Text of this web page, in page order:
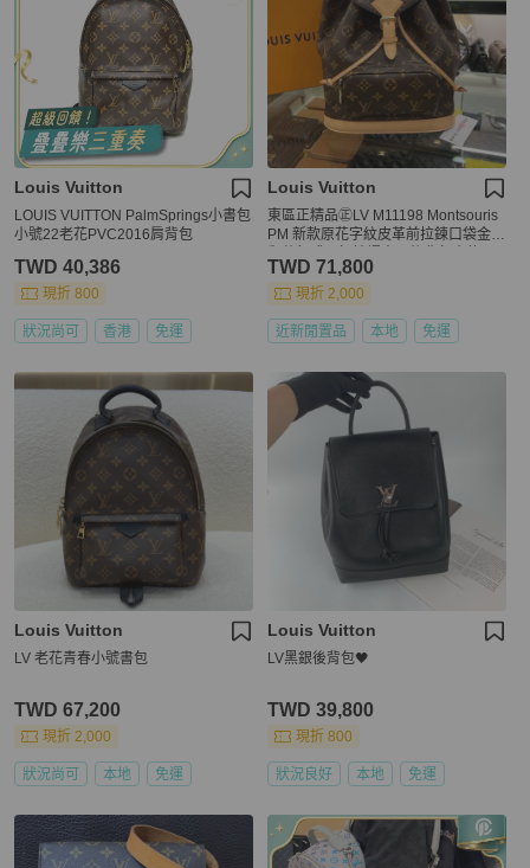
Louis Vuitton
LOUIS VUITTON PalmSprings小書包
小號22老花PVC2016肩背包
TWD 40,386
現折 800
狀況尚可 香港 免運
Louis Vuitton
東區正精品㊣LV M11198 Montsouris
PM 新款原花字紋皮革前拉鍊口袋金釦
6443
TWD 71,800
現折 2,000
近新閒置品 本地 免運
Louis Vuitton
LV 老花青春小號書包
TWD 67,200
現折 2,000
狀況尚可 本地 免運
Louis Vuitton
LV黑銀後背包🖤
TWD 39,800
現折 800
狀況良好 本地 免運